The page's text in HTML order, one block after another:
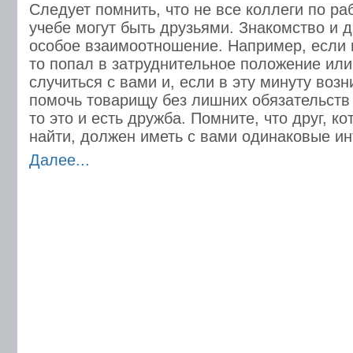
Следует помнить, что не все коллеги по
учебе могут быть друзьями. Знакомство и
особое взаимоотношение. Например, если
то попал в затруднительное положение
случиться с вами и, если в эту минуту
помочь товарищу без лишних обязательств
то это и есть дружба. Помните, что друг,
найти, должен иметь с вами одинаковые
Далее...